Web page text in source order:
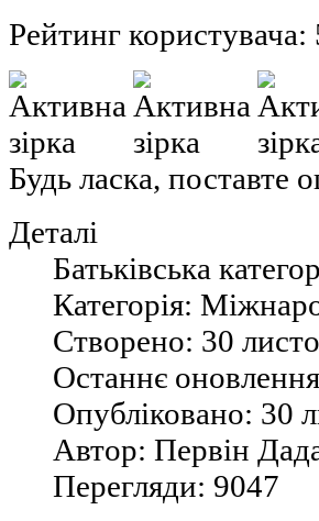
Рейтинг користувача:
Будь ласка, поставте
Деталі
Батьківська
Категорія:
Створено: 30
Останнє
Опубліковано: 30
Автор: Первін
Перегляди: 9047